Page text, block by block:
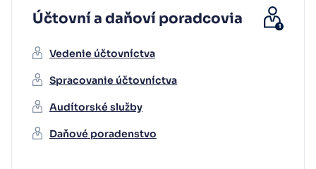
Účtovní a daňoví poradcovia
Vedenie účtovníctva
Spracovanie účtovníctva
Audítorské služby
Daňové poradenstvo